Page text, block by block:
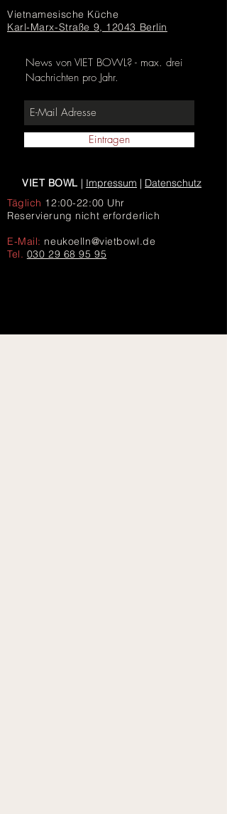
Vietnamesische Küche
Karl-Marx-Straße 9, 12043 Berlin
News von VIET BOWL? - max. drei
Nachrichten pro Jahr.
Eintragen
VIET BOWL | Impressum | Datenschutz
Täglich 12:00-22:00 Uhr
Reservierung nicht erforderlich
E-Mail: neukoelln@vietbowl.de
Tel. 030 29 68 95 95